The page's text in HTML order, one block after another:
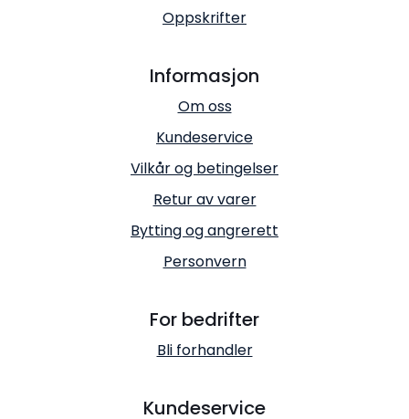
Oppskrifter
Informasjon
Om oss
Kundeservice
Vilkår og betingelser
Retur av varer
Bytting og angrerett
Personvern
For bedrifter
Bli forhandler
Kundeservice